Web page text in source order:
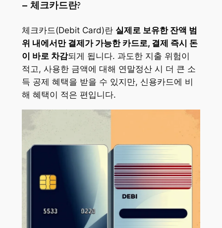
– 체크카드란?
체크카드(Debit Card)란 실제로 보유한 잔액 범
위 내에서만 결제가 가능한 카드로, 결제 즉시 돈
이 바로 차감되게 됩니다. 과도한 지출 위험이
적고, 사용한 금액에 대해 연말정산 시 더 큰 소
득 공제 혜택을 받을 수 있지만, 신용카드에 비
해 혜택이 적은 편입니다.